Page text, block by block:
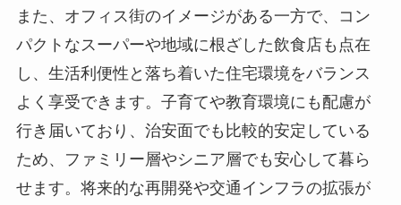
また、オフィス街のイメージがある一方で、コン
パクトなスーパーや地域に根ざした飲食店も点在
し、生活利便性と落ち着いた住宅環境をバランス
よく享受できます。子育てや教育環境にも配慮が
行き届いており、治安面でも比較的安定している
ため、ファミリー層やシニア層でも安心して暮ら
せます。将来的な再開発や交通インフラの拡張が